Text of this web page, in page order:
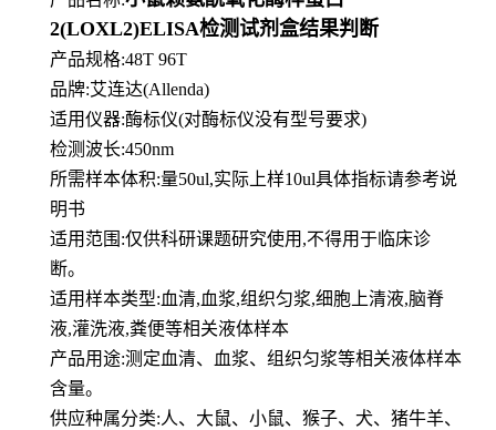
2(LOXL2)ELISA检测试剂盒结果判断
产品规格:48T 96T
品牌:艾连达(Allenda)
适用仪器:酶标仪(对酶标仪没有型号要求)
检测波长:450nm
所需样本体积:量50ul,实际上样10ul具体指标请参考说
明书
适用范围:仅供科研课题研究使用,不得用于临床诊
断。
适用样本类型:血清,血浆,组织匀浆,细胞上清液,脑脊
液,灌洗液,粪便等相关液体样本
产品用途:测定血清、血浆、组织匀浆等相关液体样本
含量。
供应种属分类:人、大鼠、小鼠、猴子、犬、猪牛羊、